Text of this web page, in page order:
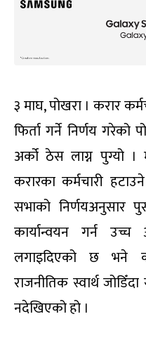
३ माघ, पोखरा । करार
फिर्ता गर्ने निर्णय गरेको
अर्को ठेस लाग्न पुग्यो
करारका कर्मचारी
सभाको निर्णयअनुसार
कार्यान्वयन गर्न
लगाइदिएको छ भने
राजनीतिक स्वार्थ
नदेखिएको हो ।